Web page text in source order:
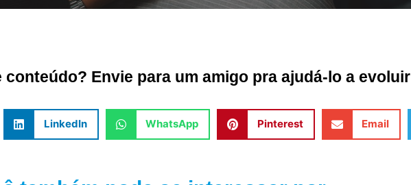
conteúdo? Envie para um amigo pra ajudá-lo a evoluir
LinkedIn WhatsApp Pinterest Email